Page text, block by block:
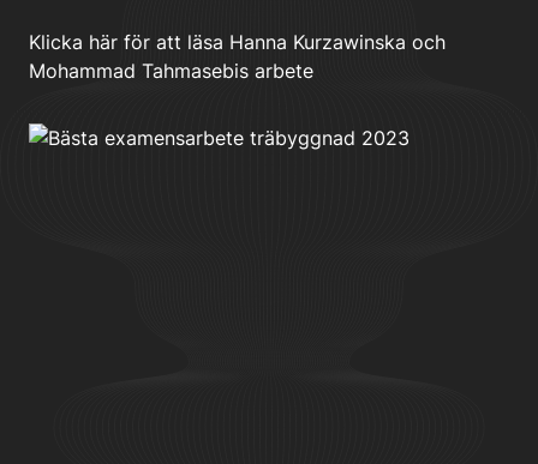
Klicka här för att läsa Hanna Kurzawinska och
Mohammad Tahmasebis arbete